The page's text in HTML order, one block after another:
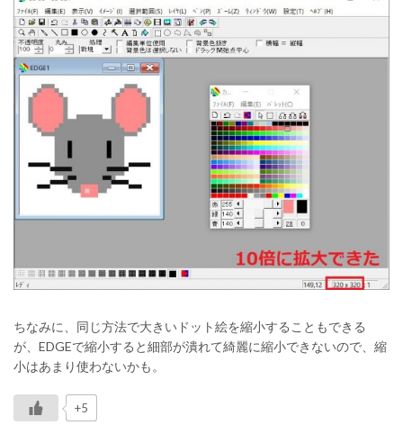
ちなみに、同じ方法で大きいドット絵を縮小することもできる
が、EDGEで縮小すると細部が潰れて綺麗に縮小できないので、縮
小はあまり使わないかも。
+5